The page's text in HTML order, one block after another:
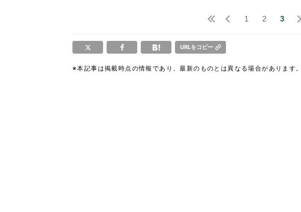
1 2 3
URLをコピー
※本記事は掲載時点の情報であり、最新のものとは異なる場合があります